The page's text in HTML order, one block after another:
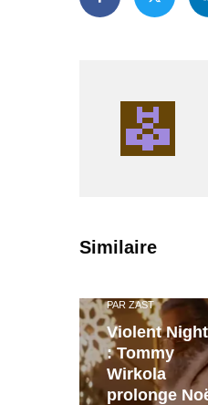
Similaire
PAR ZAST
Violent
: Tommy
Wirkola
prolonge